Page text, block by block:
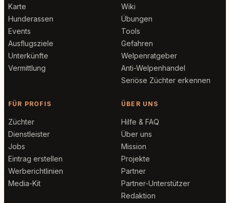
Karte
Hunderassen
Events
Ausflugsziele
Unterkünfte
Vermittlung
Wiki
Übungen
Tools
Gefahren
Welpenratgeber
Anti-Welpenhandel
Seriöse Züchter erkennen
FÜR PROFIS
Züchter
Dienstleister
Jobs
Eintrag erstellen
Werberichtlinien
Media-Kit
ÜBER UNS
Hilfe & FAQ
Über uns
Mission
Projekte
Partner
Partner-Unterstützer
Redaktion